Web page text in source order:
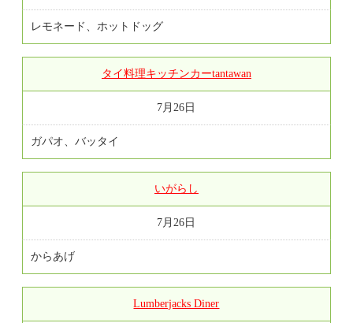
レモネード、ホットドッグ
タイ料理キッチンカーtantawan
7月26日
ガパオ、バッタイ
いがらし
7月26日
からあげ
Lumberjacks Diner